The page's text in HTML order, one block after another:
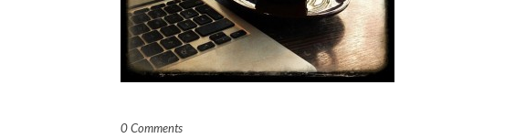
0 Comments